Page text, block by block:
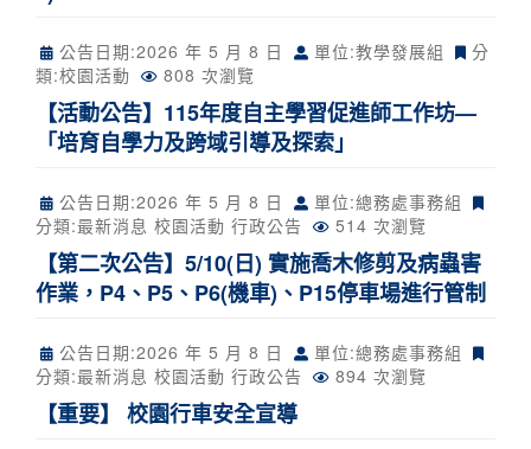
公告日期:2026 年 5 月 8 日 單位:教學發展組
分
類:校園活動 808 次瀏覽
【活動公告】115年度自主學習促進師工作坊—
「培育自學力及跨域引導及探索」
公告日期:2026 年 5 月 8 日
單位:總務處事務組
分類:最新消息 校園活動 行政公告 514 次瀏覽
【第二次公告】5/10(日) 實施喬木修剪及病蟲害
作業，P4、P5、P6(機車)、P15停車場進行管制
公告日期:2026 年 5 月 8 日
單位:總務處事務組
分類:最新消息 校園活動 行政公告 894 次瀏覽
【重要】 校園行車安全宣導